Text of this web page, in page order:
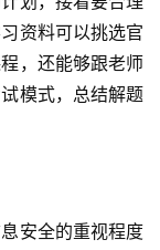
资料可以挑选官
，还能够跟老师
模式，总结解题
安全的重视程度